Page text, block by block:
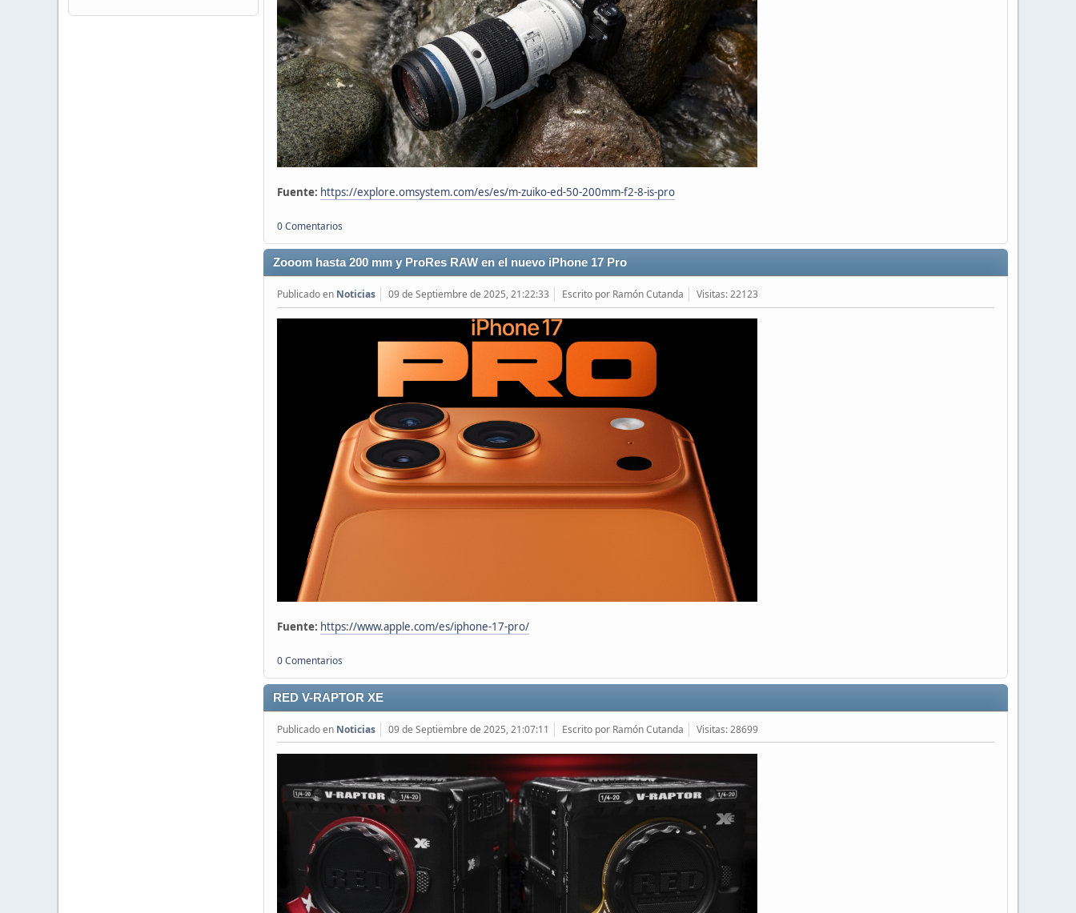
Fuente: https://explore.omsystem.com/es/es/m-zuiko-ed-50-200mm-f2-8-is-pro
0 Comentarios
Zooom hasta 200 mm y ProRes RAW en el nuevo iPhone 17 Pro
Publicado en Noticias 09 de Septiembre de 2025, 21:22:33 Escrito por Ramón Cutanda Visitas: 22123
Fuente: https://www.apple.com/es/iphone-17-pro/
0 Comentarios
RED V-RAPTOR XE
Publicado en Noticias 09 de Septiembre de 2025, 21:07:11 Escrito por Ramón Cutanda Visitas: 28699